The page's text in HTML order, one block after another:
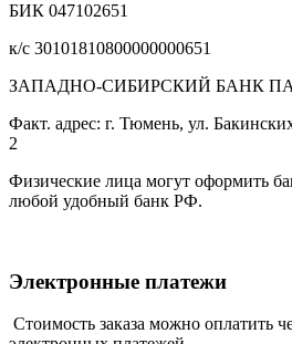
БИК 047102651
к/с 30101810800000000651
ЗАПАДНО-СИБИРСКИЙ БАНК
Факт. адрес: г. Тюмень, ул.
2
Физические лица могут оформить
любой удобный банк РФ.
Электронные платежи
Стоимость заказа можно оплатить